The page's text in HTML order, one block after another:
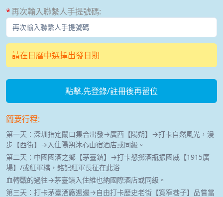
再次輸入聯繫人手提號碼:
請在日曆中選擇出發日期
點擊,先登錄/註冊後再留位
簡要行程:
第一天：深圳指定關口集合出發→廣西【陽朔】→打卡自然風光，漫
步【西街】→入住陽朔沐心山宿酒店或同級。
第二天：中國國酒之鄉【茅臺鎮】→打卡怒擲酒瓶振國威【1915廣
場】/或紅軍橋，銘記紅軍長征在此浴
血轉戰的過往→茅臺鎮入住維也納國際酒店或同級。
第三天：打卡茅臺酒廠週邊→自由打卡歷史老街【寬窄巷子】品嘗當